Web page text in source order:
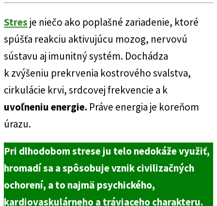
Stres je niečo ako poplašné zariadenie, ktoré
spúšťa reakciu aktivujúcu mozog, nervovú
sústavu aj imunitný systém. Dochádza
k zvýšeniu prekrvenia kostrového svalstva,
cirkulácie krvi, srdcovej frekvencie a k
uvoľneniu energie. Práve energia je koreňom
úrazu.
Pri dlhodobom strese ju telo nedokáže využiť,
hromadí sa a spôsobuje vznik civilizačných
ochorení, a to najmä psychického,
kardiovaskulárneho a tráviaceho charakteru.